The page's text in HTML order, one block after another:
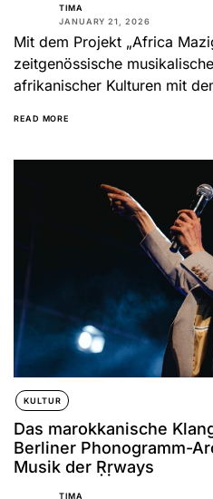
TIMA
JANUARY 21, 2026
Mit dem Projekt „Africa
zeitgenössische
afrikanischer Kulturen mit
READ MORE
KULTUR
Das marokkanische
Berliner Phonogramm-
Musik der Ṛṛways
TIMA